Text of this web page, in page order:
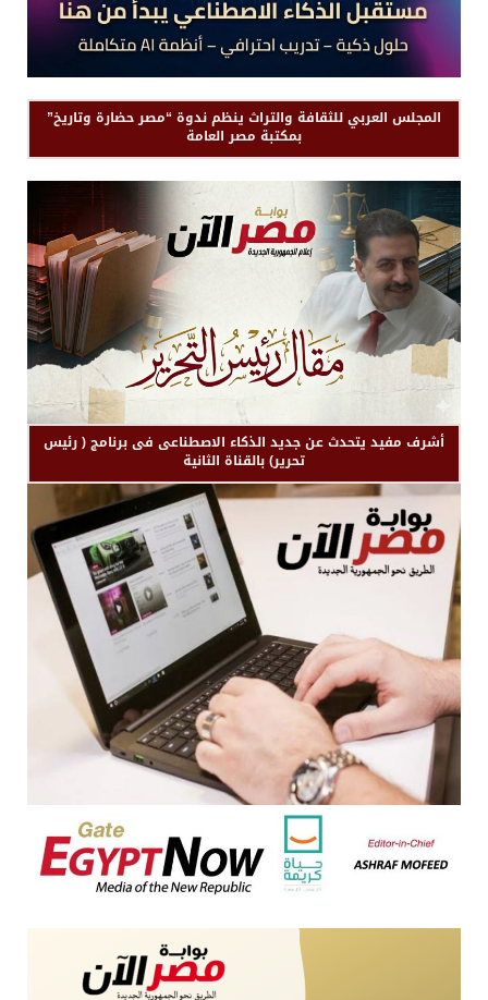
المجلس العربي للثقافة والتراث ينظم ندوة “مصر حضارة وتاريخ”
بمكتبة مصر العامة
أشرف مفيد يتحدث عن جديد الذكاء الاصطناعى فى برنامج ( رئيس
تحرير) بالقناة الثانية